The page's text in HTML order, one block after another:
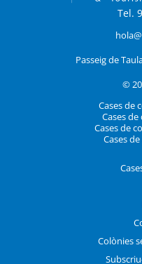
Tel.
Passeig de
©
Cases de
Cases
Cases de
Cases
Colònies